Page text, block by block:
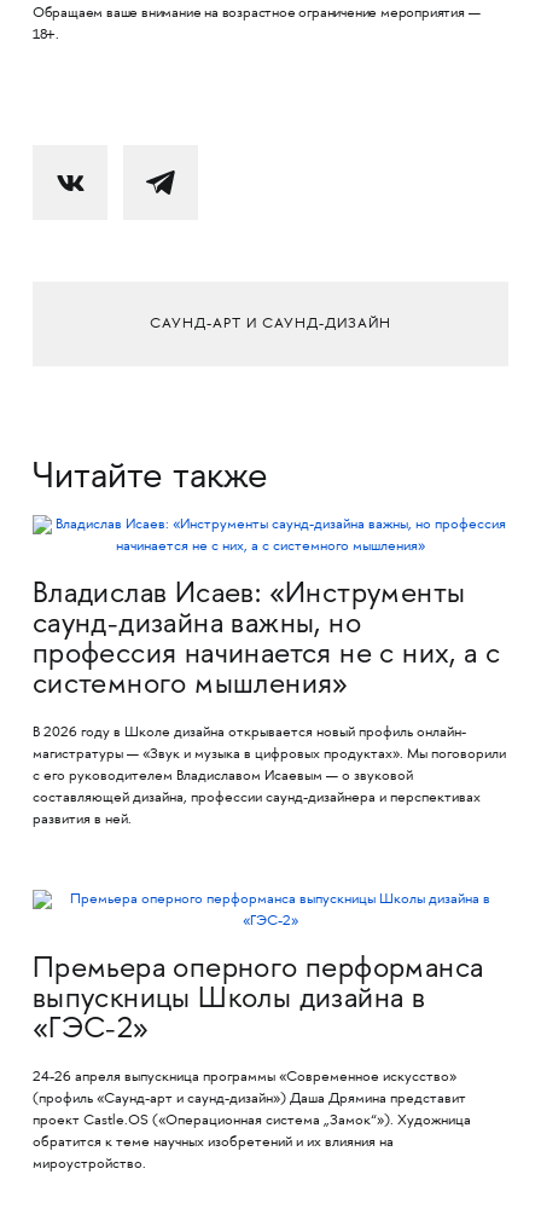
Обращаем ваше внимание на возрастное ограничение мероприятия —
18+.
САУНД-АРТ И САУНД-ДИЗАЙН
Читайте также
Владислав Исаев: «Инструменты
саунд-дизайна важны, но
профессия начинается не с них, а с
системного мышления»
В 2026 году в Школе дизайна открывается новый профиль онлайн-
магистратуры — «Звук и музыка в цифровых продуктах». Мы поговорили
с его руководителем Владиславом Исаевым — о звуковой
составляющей дизайна, профессии саунд-дизайнера и перспективах
развития в ней.
Премьера оперного перформанса
выпускницы Школы дизайна в
«ГЭС-2»
24-26 апреля выпускница программы «Современное искусство»
(профиль «Саунд-арт и саунд-дизайн») Даша Дрямина представит
проект Castle.OS («Операционная система „Замок“»). Художница
обратится к теме научных изобретений и их влияния на
мироустройство.